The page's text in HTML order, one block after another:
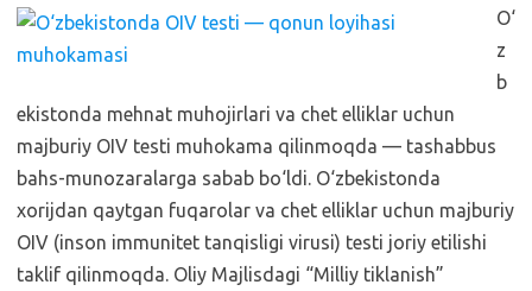
O‘
z
b
ekistonda mehnat muhojirlari va chet elliklar uchun
majburiy OIV testi muhokama qilinmoqda — tashabbus
bahs-munozaralarga sabab bo‘ldi. O‘zbekistonda
xorijdan qaytgan fuqarolar va chet elliklar uchun majburiy
OIV (inson immunitet tanqisligi virusi) testi joriy etilishi
taklif qilinmoqda. Oliy Majlisdagi “Milliy tiklanish”